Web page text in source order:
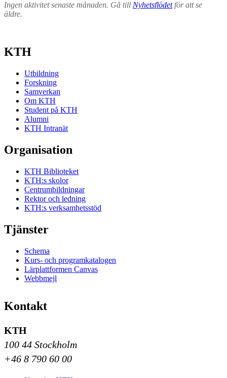
Ingen aktivitet senaste månaden. Gå till Nyhetsflödetför att se
äldre.
KTH
Utbildning
Forskning
Samverkan
Om KTH
Student på KTH
Alumni
KTH Intranät
Organisation
KTH Biblioteket
KTH:s skolor
Centrumbildningar
Rektor och ledning
KTH:s verksamhetsstöd
Tjänster
Schema
Kurs- och programkatalogen
Lärplattformen Canvas
Webbmejl
Kontakt
KTH
100 44 Stockholm
+46 8 790 60 00